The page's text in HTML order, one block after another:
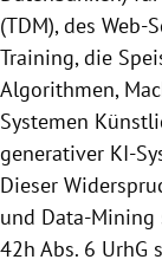
(TDM), des
Training, die
Algorithmen,
Systemen
generativer KI-
Dieser
und Data-Mining
42h Abs. 6 UrhG